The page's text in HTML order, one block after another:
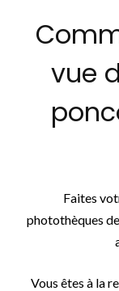
vue
Faites
photothèques
Vous êtes à la